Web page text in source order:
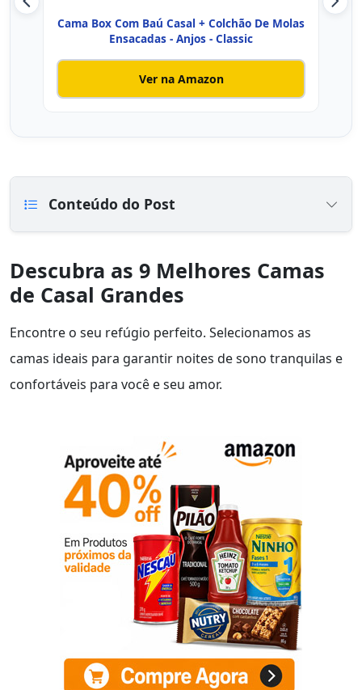
Cama Box Com Baú Casal + Colchão De Molas
Ensacadas - Anjos - Classic
Ver na Amazon
Conteúdo do Post
Descubra as 9 Melhores Camas
de Casal Grandes
Encontre o seu refúgio perfeito. Selecionamos as
camas ideais para garantir noites de sono tranquilas e
confortáveis para você e seu amor.